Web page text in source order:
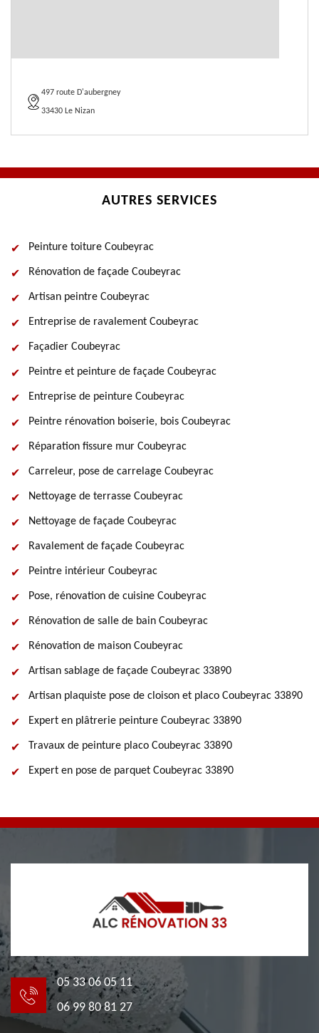
497 route D'aubergney
33430 Le Nizan
AUTRES SERVICES
Peinture toiture Coubeyrac
Rénovation de façade Coubeyrac
Artisan peintre Coubeyrac
Entreprise de ravalement Coubeyrac
Façadier Coubeyrac
Peintre et peinture de façade Coubeyrac
Entreprise de peinture Coubeyrac
Peintre rénovation boiserie, bois Coubeyrac
Réparation fissure mur Coubeyrac
Carreleur, pose de carrelage Coubeyrac
Nettoyage de terrasse Coubeyrac
Nettoyage de façade Coubeyrac
Ravalement de façade Coubeyrac
Peintre intérieur Coubeyrac
Pose, rénovation de cuisine Coubeyrac
Rénovation de salle de bain Coubeyrac
Rénovation de maison Coubeyrac
Artisan sablage de façade Coubeyrac 33890
Artisan plaquiste pose de cloison et placo Coubeyrac 33890
Expert en plâtrerie peinture Coubeyrac 33890
Travaux de peinture placo Coubeyrac 33890
Expert en pose de parquet Coubeyrac 33890
05 33 06 05 11
06 99 80 81 27